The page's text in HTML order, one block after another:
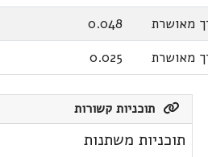
מאושרת
0.048
מאושרת 0.025
תוכניות קשורות
תוכניות משתנות